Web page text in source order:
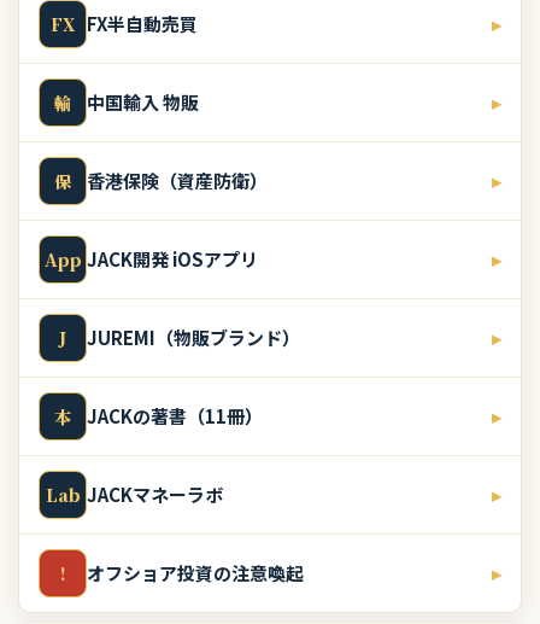
FX FX半自動売買 ▸
輸 中国輸入 物販 ▸
保 香港保険（資産防衛） ▸
App JACK開発 iOSアプリ ▸
J JUREMI（物販ブランド） ▸
本 JACKの著書（11冊） ▸
Lab JACKマネーラボ ▸
! オフショア投資の注意喚起 ▸